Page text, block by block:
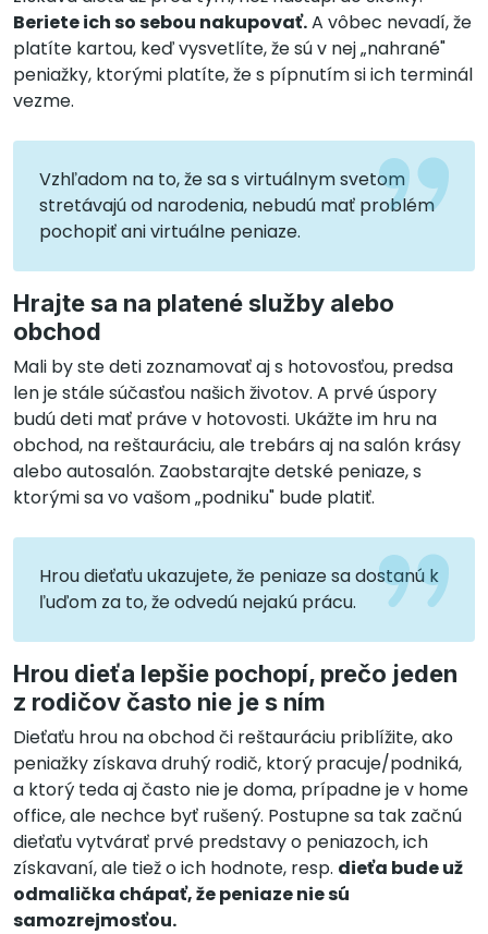
Beriete ich so sebou nakupovať.A vôbec nevadí, že
platíte kartou, keď vysvetlíte, že sú v nej „nahrané"
peniažky, ktorými platíte, že s pípnutím si ich terminál
vezme.
Vzhľadom na to, že sa s virtuálnym svetom
stretávajú od narodenia, nebudú mať problém
pochopiť ani virtuálne peniaze.
Hrajte sa na platené služby alebo
obchod
Mali by ste deti zoznamovať aj s hotovosťou, predsa
len je stále súčasťou našich životov. A prvé úspory
budú deti mať práve v hotovosti. Ukážte im hru na
obchod, na reštauráciu, ale trebárs aj na salón krásy
alebo autosalón. Zaobstarajte detské peniaze, s
ktorými sa vo vašom „podniku" bude platiť.
Hrou dieťaťu ukazujete, že peniaze sa dostanú k
ľuďom za to, že odvedú nejakú prácu.
Hrou dieťa lepšie pochopí, prečo jeden
z rodičov často nie je s ním
Dieťaťu hrou na obchod či reštauráciu priblížite, ako
peniažky získava druhý rodič, ktorý pracuje/podniká,
a ktorý teda aj často nie je doma, prípadne je v home
office, ale nechce byť rušený. Postupne sa tak začnú
dieťaťu vytvárať prvé predstavy o peniazoch, ich
získavaní, ale tiež o ich hodnote, resp. dieťa bude už
odmalička chápať, že peniaze nie sú
samozrejmosťou.